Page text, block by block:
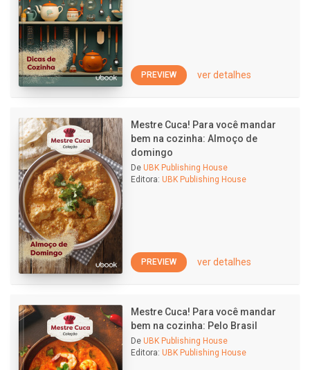
PREVIEW ver detalhes
Mestre Cuca! Para você mandar
bem na cozinha: Almoço de
domingo
De UBK Publishing House
Editora: UBK Publishing House
PREVIEW ver detalhes
Mestre Cuca! Para você mandar
bem na cozinha: Pelo Brasil
De UBK Publishing House
Editora: UBK Publishing House